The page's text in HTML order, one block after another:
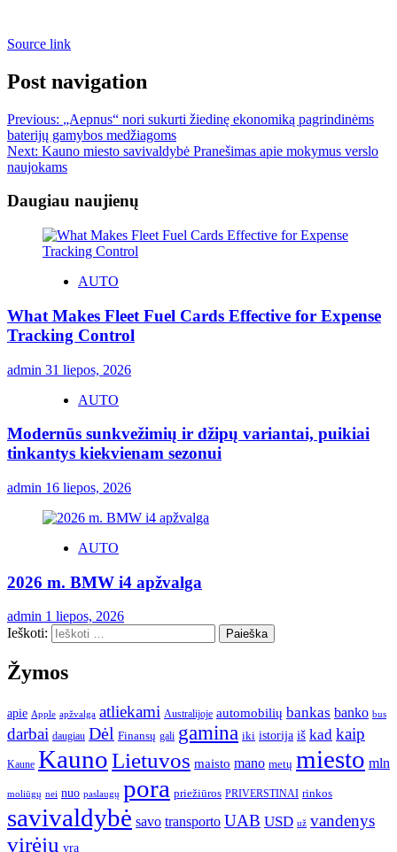
Source link
Post navigation
Previous: „Aepnus“ nori sukurti žiedinę ekonomiką pagrindinėms
baterijų gamybos medžiagoms
Next: Kauno miesto savivaldybė Pranešimas apie mokymus verslo
naujokams
Daugiau naujienų
AUTO
What Makes Fleet Fuel Cards Effective for Expense
Tracking Control
admin 31 liepos, 2026
AUTO
Modernūs sunkvežimių ir džipų variantai, puikiai
tinkantys kiekvienam sezonui
admin 16 liepos, 2026
AUTO
2026 m. BMW i4 apžvalga
admin 1 liepos, 2026
Ieškoti:
Žymos
apie Apple apžvalga atliekami Australijoje automobilių bankas banko bus
darbai daugiau Dėl Finansų gali gamina iki istorija iš kad kaip
Kaune KaunoLietuvos maisto mano metų miesto mln
moliūgų nei nuo paslaugų pora priežiūros PRIVERSTINAI rinkos
savivaldybė savo transporto UAB USD už vandenys
virėjų yra